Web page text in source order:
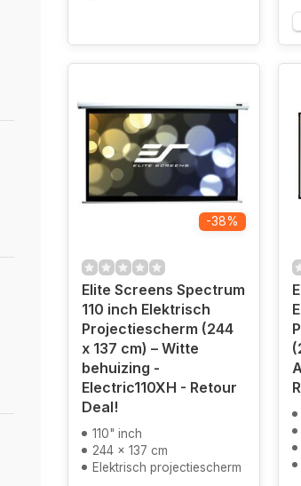
-38%
Elite Screens Spectrum
110 inch Elektrisch
Projectiescherm (244
x 137 cm) – Witte
behuizing -
Electric110XH - Retour
Deal!
110" inch
244 x 137 cm
Elektrisch projectiescherm